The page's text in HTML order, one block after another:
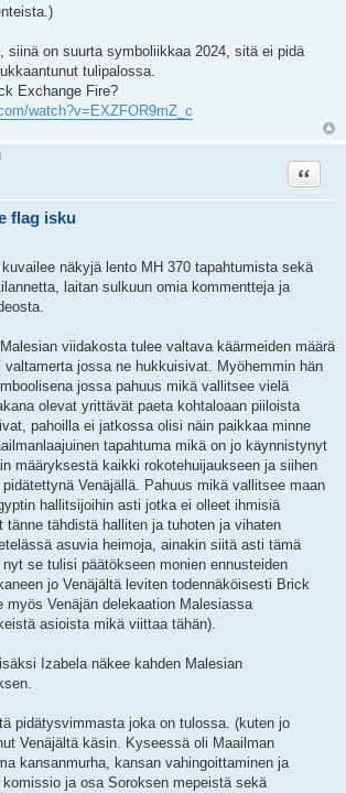
siinä on suurta symboliikkaa 2024, sitä ei pidä
tulipalossa.
Exchange Fire?
watch?v=EXZFOR9mZ_c
flag isku
Lainaa
näkyjä lento MH 370 tapahtumista sekä
laitan sulkuun omia kommentteja ja
viidakosta tulee valtava käärmeiden määrä
jossa ne hukkuisivat. Myöhemmin hän
jossa pahuus mikä vallitsee vielä
olevat yrittävät paeta kohtaloaan piiloista
pahoilla ei jatkossa olisi näin paikkaa minne
tapahtuma mikä on jo käynnistynyt
määryksestä kaikki rokotehuijaukseen ja siihen
Venäjällä. Pahuus mikä vallitsee maan
hallitsijoihin asti jotka ei olleet ihmisiä
tänne tähdistä halliten ja tuhoten ja vihaten
asuvia heimoja, ainakin siitä asti tämä
se tulisi päätökseen monien ennusteiden
jo Venäjältä leviten todennäköisesti Brick
myös Venäjän delekaation Malesiassa
asioista mikä viittaa tähän).
Izabela näkee kahden Malesian
pidätysvimmasta joka on tulossa. (kuten jo
Venäjältä käsin. Kyseessä oli Maailman
kansanmurha, kansan vahingoittaminen ja
ja osa Soroksen mepeistä sekä